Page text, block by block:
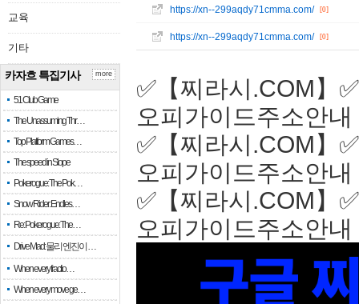
교육
기타
카자흐 특집기사
51 Club Game
The Unassuming Thr…
Top Platform Games…
The speed in Slope
Pokerogue: The Pok…
Snow Rider: Endles…
Re: Pokerogue: The…
Drive Mad: 물리 엔진이 …
When every fractio…
When every move ge…
more
https://xn--299aqdy71cmma.com/ [0]
https://xn--299aqdy71cmma.com/ [0]
✅【찌라시.COM】
오피가이드주소안
✅【찌라시.COM】
오피가이드주소안
✅【찌라시.COM】
오피가이드주소안